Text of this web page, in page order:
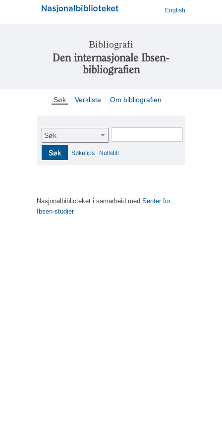
English
Bibliografi
Den internasjonale Ibsen-
bibliografien
Søk Verkliste Om bibliografien
Søk
Søk Søketips Nullstill
Nasjonalbiblioteket i samarbeid med Senter for
Ibsen-studier